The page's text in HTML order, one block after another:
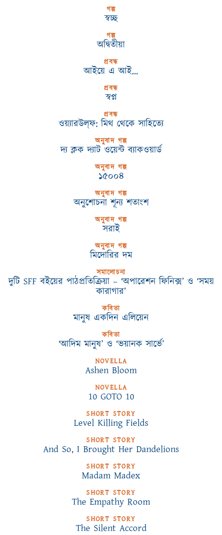
গল্প
স্বচ্ছ
গল্প
অদ্বিতীয়া
প্রবন্ধ
আইয়ে এ আই…
প্রবন্ধ
স্বপ্ন
প্রবন্ধ
ওয়্যারউল্‌ফ: মিথ থেকে সাহিত্যে
অনুবাদ গল্প
দ্য ক্লক দ্যাট ওয়েন্ট ব্যাকওয়ার্ড
অনুবাদ গল্প
১৫০০৪
অনুবাদ গল্প
অনুশোচনা শূন্য শতাংশ
অনুবাদ গল্প
সরাই
অনুবাদ গল্প
মিদোরির দম
সমালোচনা
দুটি SFF বইয়ের পাঠপ্রতিক্রিয়া – ‘অপারেশন ফিনিক্স’ ও ‘সময়
কারাগার’
কবিতা
মানুষ একদিন এলিয়েন
কবিতা
‘আদিম মানুষ’ ও ‘ভয়ানক সার্ভে’
NOVELLA
Ashen Bloom
NOVELLA
10 GOTO 10
SHORT STORY
Level Killing Fields
SHORT STORY
And So, I Brought Her Dandelions
SHORT STORY
Madam Madex
SHORT STORY
The Empathy Room
SHORT STORY
The Silent Accord